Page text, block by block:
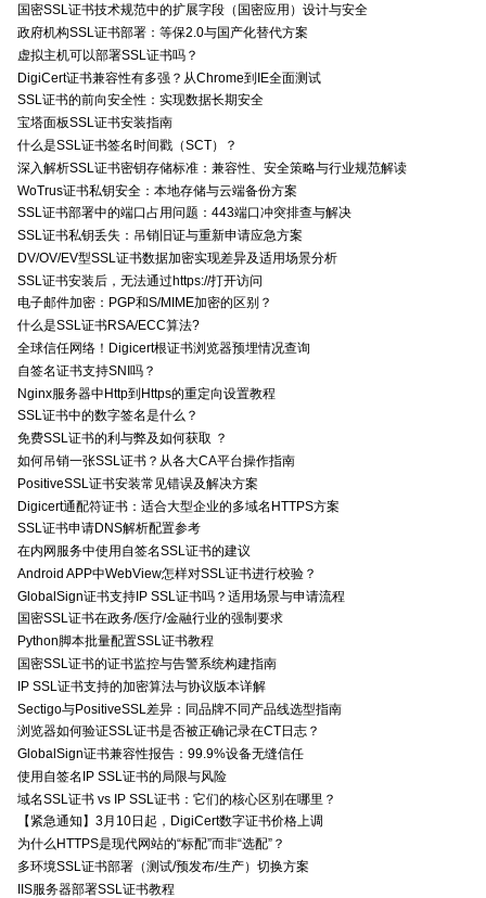
国密SSL证书技术规范中的扩展字段（国密应用）设计与安全
政府机构SSL证书部署：等保2.0与国产化替代方案
虚拟主机可以部署SSL证书吗？
DigiCert证书兼容性有多强？从Chrome到IE全面测试
SSL证书的前向安全性：实现数据长期安全
宝塔面板SSL证书安装指南
什么是SSL证书签名时间戳（SCT）？
深入解析SSL证书密钥存储标准：兼容性、安全策略与行业规范解读
WoTrus证书私钥安全：本地存储与云端备份方案
SSL证书部署中的端口占用问题：443端口冲突排查与解决
SSL证书私钥丢失：吊销旧证与重新申请应急方案
DV/OV/EV型SSL证书数据加密实现差异及适用场景分析
SSL证书安装后，无法通过https://打开访问
电子邮件加密：PGP和S/MIME加密的区别？
什么是SSL证书RSA/ECC算法?
全球信任网络！Digicert根证书浏览器预埋情况查询
自签名证书支持SNI吗？
Nginx服务器中Http到Https的重定向设置教程
SSL证书中的数字签名是什么？
免费SSL证书的利与弊及如何获取 ？
如何吊销一张SSL证书？从各大CA平台操作指南
PositiveSSL证书安装常见错误及解决方案
Digicert通配符证书：适合大型企业的多域名HTTPS方案
SSL证书申请DNS解析配置参考
在内网服务中使用自签名SSL证书的建议
Android APP中WebView怎样对SSL证书进行校验？
GlobalSign证书支持IP SSL证书吗？适用场景与申请流程
国密SSL证书在政务/医疗/金融行业的强制要求
Python脚本批量配置SSL证书教程
国密SSL证书的证书监控与告警系统构建指南
IP SSL证书支持的加密算法与协议版本详解
Sectigo与PositiveSSL差异：同品牌不同产品线选型指南
浏览器如何验证SSL证书是否被正确记录在CT日志？
GlobalSign证书兼容性报告：99.9%设备无缝信任
使用自签名IP SSL证书的局限与风险
域名SSL证书 vs IP SSL证书：它们的核心区别在哪里？
【紧急通知】3月10日起，DigiCert数字证书价格上调
为什么HTTPS是现代网站的“标配”而非“选配”？
多环境SSL证书部署（测试/预发布/生产）切换方案
IIS服务器部署SSL证书教程